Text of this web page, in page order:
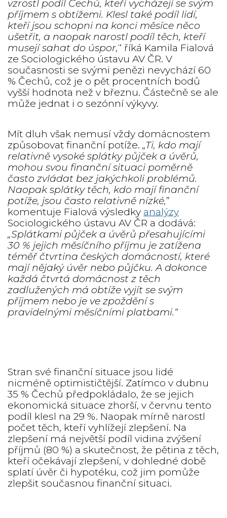
vzrostl podíl Čechů, kteří vycházejí se svým
příjmem s obtížemi. Klesl také podíl lidí,
kteří jsou schopni na konci měsíce něco
ušetřit, a naopak narostl podíl těch, kteří
musejí sahat do úspor,“ říká Kamila Fialová
ze Sociologického ústavu AV ČR. V
současnosti se svými penězi nevychází 60
% Čechů, což je o pět procentních bodů
vyšší hodnota než v březnu. Částečně se ale
může jednat i o sezónní výkyvy.
Mít dluh však nemusí vždy domácnostem
způsobovat finanční potíže.„Ti, kdo mají
relativně vysoké splátky půjček a úvěrů,
mohou svou finanční situaci poměrně
často zvládat bez jakýchkoli problémů.
Naopak splátky těch, kdo mají finanční
potíže, jsou často relativně nízké,”
komentuje Fialová výsledky analýzy
Sociologického ústavu AV ČR a dodává:
„Splátkami půjček a úvěrů přesahujícími
30 % jejich měsíčního příjmu je zatížena
téměř čtvrtina českých domácností, které
mají nějaký úvěr nebo půjčku. A dokonce
každá čtvrtá domácnost z těch
zadlužených má obtíže vyjít se svým
příjmem nebo je ve zpoždění s
pravidelnými měsíčními platbami.“
Stran své finanční situace jsou lidé
nicméně optimističtější. Zatímco v dubnu
35 % Čechů předpokládalo, že se jejich
ekonomická situace zhorší, v červnu tento
podíl klesl na 29 %. Naopak mírně narostl
počet těch, kteří vyhlížejí zlepšení. Na
zlepšení má největší podíl vidina zvýšení
příjmů (80 %) a skutečnost, že pětina z těch,
kteří očekávají zlepšení, v dohledné době
splatí úvěr či hypotéku, což jim pomůže
zlepšit současnou finanční situaci.